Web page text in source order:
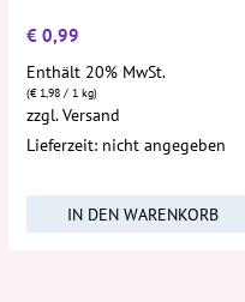
€ 0,99
Enthält 20% MwSt.
(€1,98 / 1 kg)
zzgl.Versand
Lieferzeit: nicht angegeben
IN DEN WARENKORB